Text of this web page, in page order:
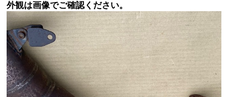
外観は画像でご確認ください。